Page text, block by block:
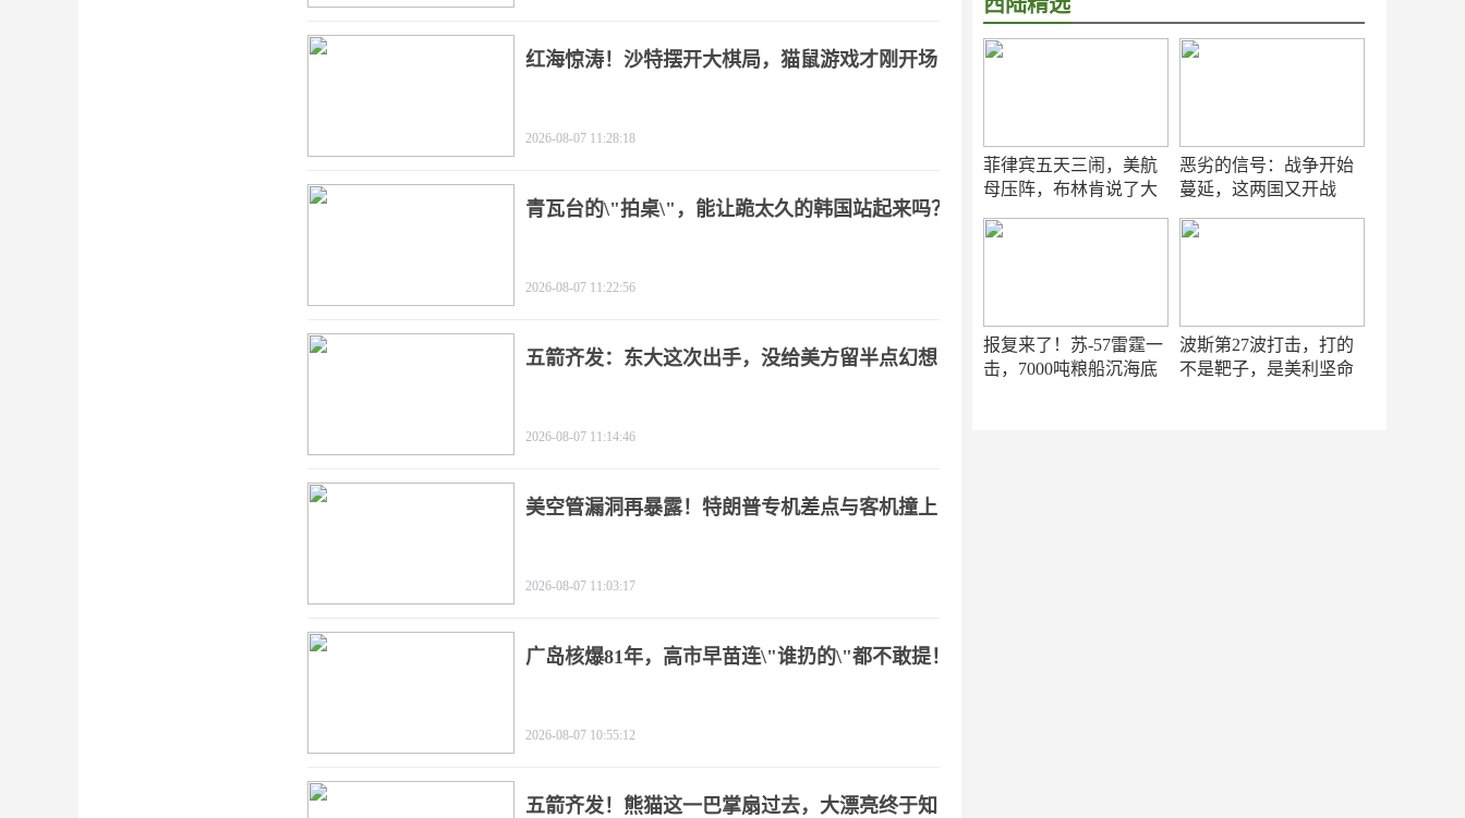
菲律宾五天三闹，美航
母压阵，布林肯说了大
恶劣的信号：战争开始
蔓延，这两国又开战
报复来了！苏-57雷霆一
击，7000吨粮船沉海底
波斯第27波打击，打的
不是靶子，是美利坚命
红海惊涛！沙特摆开大棋局，猫鼠游戏才刚开场
2026-08-07 11:28:18
青瓦台的\"拍桌\"，能让跪太久的韩国站起来吗？
2026-08-07 11:22:56
五箭齐发：东大这次出手，没给美方留半点幻想
2026-08-07 11:14:46
美空管漏洞再暴露！特朗普专机差点与客机撞上
2026-08-07 11:03:17
广岛核爆81年，高市早苗连\"谁扔的\"都不敢提！
2026-08-07 10:55:12
五箭齐发！熊猫这一巴掌扇过去，大漂亮终于知